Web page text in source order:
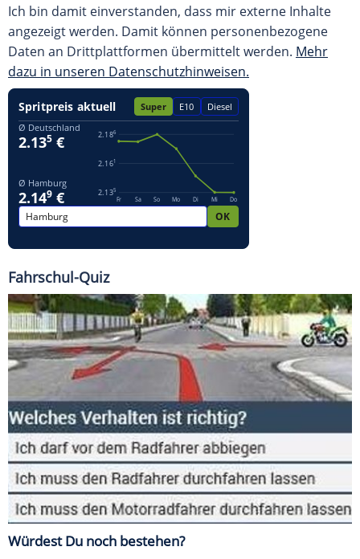
Ich bin damit einverstanden, dass mir externe Inhalte
angezeigt werden. Damit können personenbezogene
Daten an Drittplattformen übermittelt werden. Mehr
dazu in unseren Datenschutzhinweisen.
Fahrschul-Quiz
Würdest Du noch bestehen?